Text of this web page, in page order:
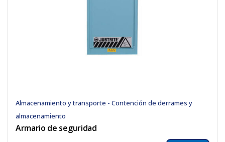
Almacenamiento y transporte - Contención de derrames y
almacenamiento
Armario de seguridad